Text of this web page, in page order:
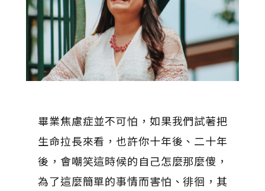
畢業焦慮症並不可怕，如果我們試著把
生命拉長來看，也許你十年後、二十年
後，會嘲笑這時候的自己怎麼那麼傻，
為了這麼簡單的事情而害怕、徘徊，其